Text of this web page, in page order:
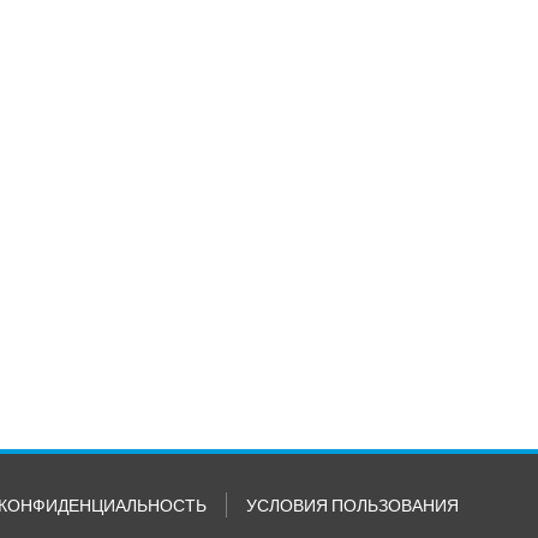
КОНФИДЕНЦИАЛЬНОСТЬ УСЛОВИЯ ПОЛЬЗОВАНИЯ